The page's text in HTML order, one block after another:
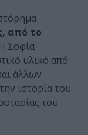
από το
Σοφία
υλικό από
άλλων
ιστορία του
του